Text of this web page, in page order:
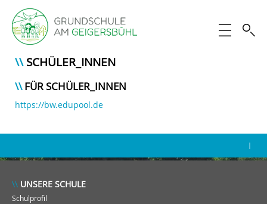
SCHÜLER_INNEN
FÜR SCHÜLER_INNEN
https://bw.edupool.de
|
UNSERE SCHULE
Schulprofil